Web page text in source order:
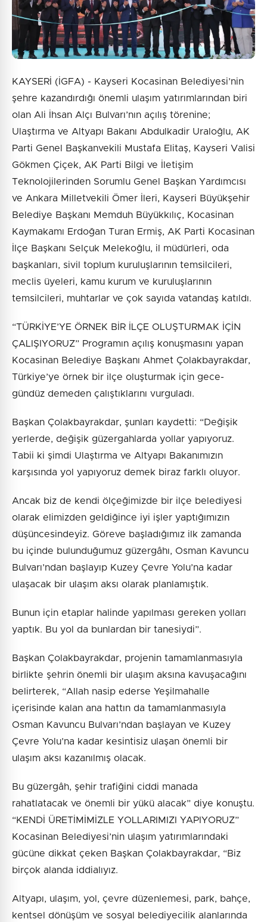
KAYSERİ (İGFA) - Kayseri Kocasinan Belediyesi’nin
şehre kazandırdığı önemli ulaşım yatırımlarından biri
olan Ali İhsan Alçı Bulvarı’nın açılış törenine;
Ulaştırma ve Altyapı Bakanı Abdulkadir Uraloğlu, AK
Parti Genel Başkanvekili Mustafa Elitaş, Kayseri Valisi
Gökmen Çiçek, AK Parti Bilgi ve İletişim
Teknolojilerinden Sorumlu Genel Başkan Yardımcısı
ve Ankara Milletvekili Ömer İleri, Kayseri Büyükşehir
Belediye Başkanı Memduh Büyükkılıç, Kocasinan
Kaymakamı Erdoğan Turan Ermiş, AK Parti Kocasinan
İlçe Başkanı Selçuk Melekoğlu, il müdürleri, oda
başkanları, sivil toplum kuruluşlarının temsilcileri,
meclis üyeleri, kamu kurum ve kuruluşlarının
temsilcileri, muhtarlar ve çok sayıda vatandaş katıldı.
“TÜRKİYE’YE ÖRNEK BİR İLÇE OLUŞTURMAK İÇİN
ÇALIŞIYORUZ” Programın açılış konuşmasını yapan
Kocasinan Belediye Başkanı Ahmet Çolakbayrakdar,
Türkiye’ye örnek bir ilçe oluşturmak için gece-
gündüz demeden çalıştıklarını vurguladı.
Başkan Çolakbayrakdar, şunları kaydetti: “Değişik
yerlerde, değişik güzergahlarda yollar yapıyoruz.
Tabii ki şimdi Ulaştırma ve Altyapı Bakanımızın
karşısında yol yapıyoruz demek biraz farklı oluyor.
Ancak biz de kendi ölçeğimizde bir ilçe belediyesi
olarak elimizden geldiğince iyi işler yaptığımızın
düşüncesindeyiz. Göreve başladığımız ilk zamanda
bu içinde bulunduğumuz güzergâhı, Osman Kavuncu
Bulvarı’ndan başlayıp Kuzey Çevre Yolu’na kadar
ulaşacak bir ulaşım aksı olarak planlamıştık.
Bunun için etaplar halinde yapılması gereken yolları
yaptık. Bu yol da bunlardan bir tanesiydi”.
Başkan Çolakbayrakdar, projenin tamamlanmasıyla
birlikte şehrin önemli bir ulaşım aksına kavuşacağını
belirterek, “Allah nasip ederse Yeşilmahalle
içerisinde kalan ana hattın da tamamlanmasıyla
Osman Kavuncu Bulvarı’ndan başlayan ve Kuzey
Çevre Yolu’na kadar kesintisiz ulaşan önemli bir
ulaşım aksı kazanılmış olacak.
Bu güzergâh, şehir trafiğini ciddi manada
rahatlatacak ve önemli bir yükü alacak” diye konuştu.
“KENDİ ÜRETİMİMİZLE YOLLARIMIZI YAPIYORUZ”
Kocasinan Belediyesi’nin ulaşım yatırımlarındaki
gücüne dikkat çeken Başkan Çolakbayrakdar, “Biz
birçok alanda iddialıyız.
Altyapı, ulaşım, yol, çevre düzenlemesi, park, bahçe,
kentsel dönüşüm ve sosyal belediyecilik alanlarında